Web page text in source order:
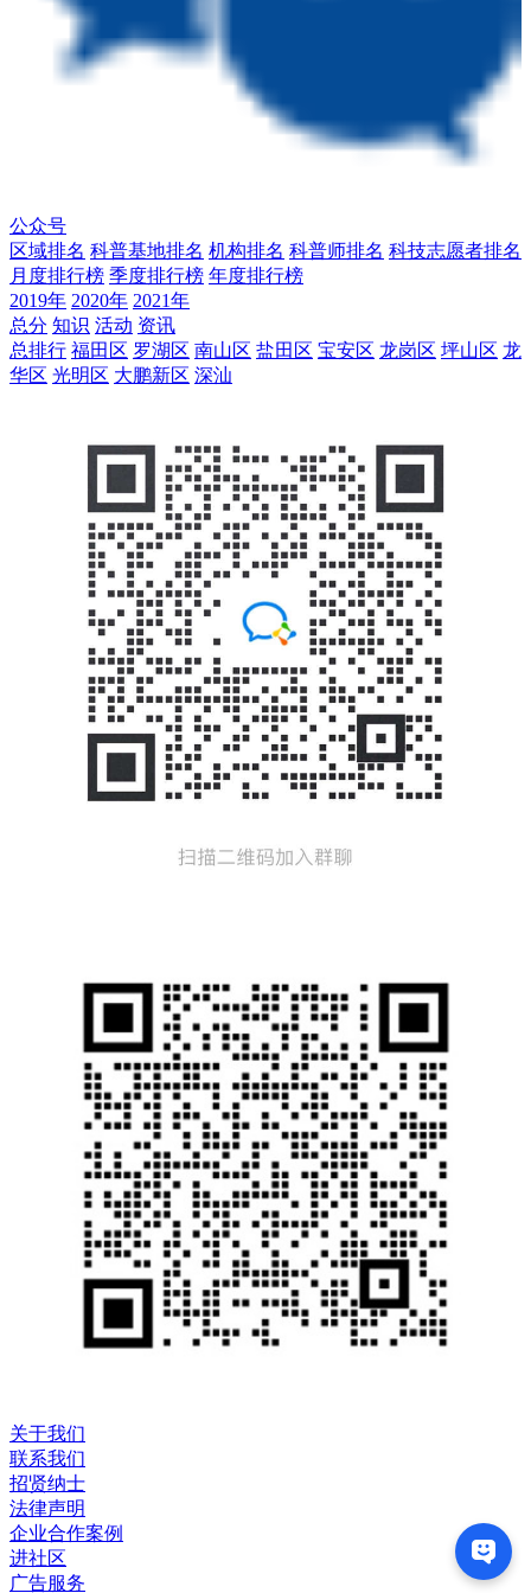
公众号
区域排名 科普基地排名 机构排名 科普师排名 科技志愿者排名
月度排行榜 季度排行榜 年度排行榜
2019年 2020年 2021年
总分 知识 活动 资讯
总排行 福田区 罗湖区 南山区 盐田区 宝安区 龙岗区 坪山区 龙
华区 光明区 大鹏新区 深汕
关于我们
联系我们
招贤纳士
法律声明
企业合作案例
进社区
广告服务